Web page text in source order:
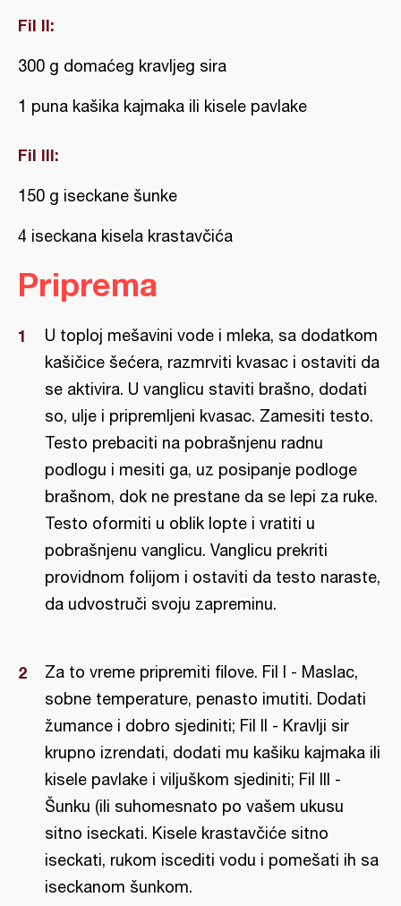
Fil II:
300 g domaćeg kravljeg sira
1 puna kašika kajmaka ili kisele pavlake
Fil III:
150 g iseckane šunke
4 iseckana kisela krastavčića
Priprema
U toploj mešavini vode i mleka, sa dodatkom
kašičice šećera, razmrviti kvasac i ostaviti da
se aktivira. U vanglicu staviti brašno, dodati
so, ulje i pripremljeni kvasac. Zamesiti testo.
Testo prebaciti na pobrašnjenu radnu
podlogu i mesiti ga, uz posipanje podloge
brašnom, dok ne prestane da se lepi za ruke.
Testo oformiti u oblik lopte i vratiti u
pobrašnjenu vanglicu. Vanglicu prekriti
providnom folijom i ostaviti da testo naraste,
da udvostruči svoju zapreminu.
Za to vreme pripremiti filove. Fil I - Maslac,
sobne temperature, penasto imutiti. Dodati
žumance i dobro sjediniti; Fil II - Kravlji sir
krupno izrendati, dodati mu kašiku kajmaka ili
kisele pavlake i viljuškom sjediniti; Fil III -
Šunku (ili suhomesnato po vašem ukusu
sitno iseckati. Kisele krastavčiće sitno
iseckati, rukom iscediti vodu i pomešati ih sa
iseckanom šunkom.